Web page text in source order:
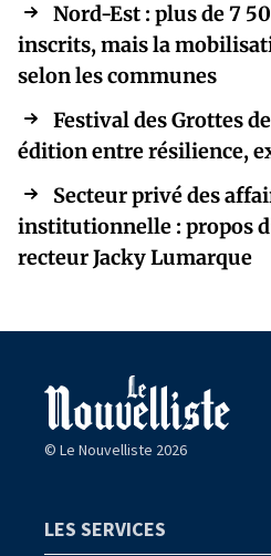
Nord-Est : plus de 7
inscrits, mais la
selon les communes
Festival des Grottes
édition entre résilience,
Secteur privé des
institutionnelle : propos
recteur Jacky Lumarque
© Le Nouvelliste 2026
LES SERVICES